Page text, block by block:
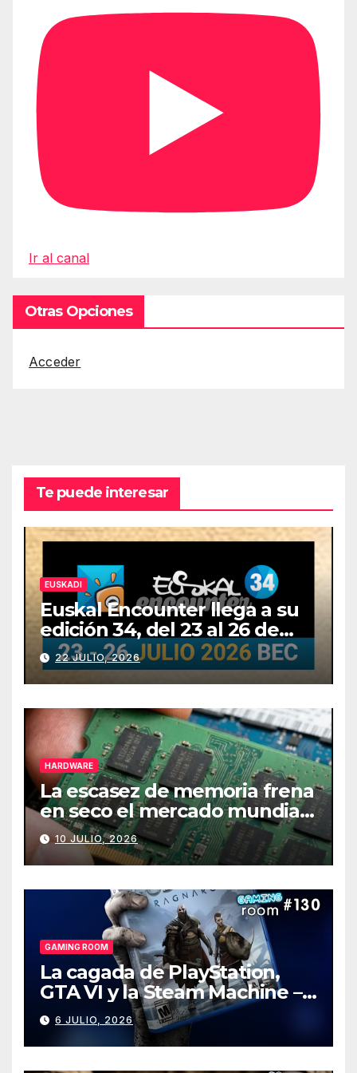
Ir al canal
Otras Opciones
Acceder
Te puede interesar
EUSKADI
Euskal Encounter llega a su
edición 34, del 23 al 26 de
julio
22 JULIO, 2026
HARDWARE
La escasez de memoria frena
en seco el mercado mundial
de PCs
10 JULIO, 2026
GAMING ROOM
La cagada de PlayStation,
GTA VI y la Steam Machine –
Gaming Room #130
6 JULIO, 2026